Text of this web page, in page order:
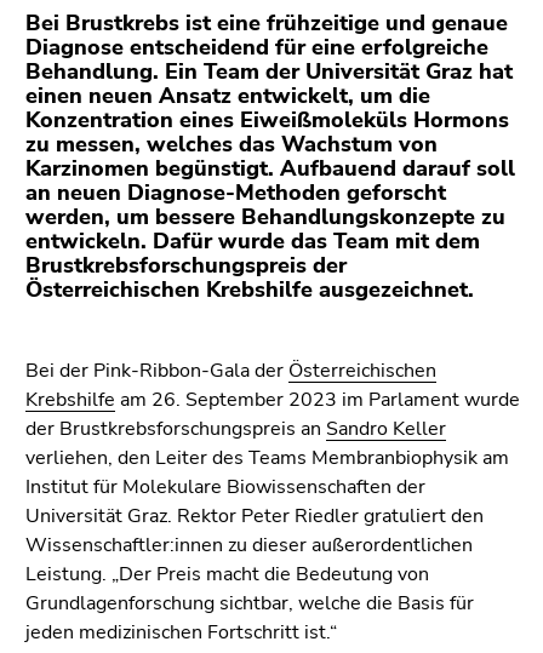
Sie diesen
Link.
Zum
Inhalt
(Zugriffstaste
1)
Zur
Positionsanzeige
(Zugriffstaste
Hauptnavigation
(Zugriffstaste
3)
Zu
den
Zusatzinformationen
(Zugriffstaste
5)
Zu
den
Bei Brustkrebs ist eine frühzeitige und genaue
Diagnose entscheidend für eine erfolgreiche
Behandlung. Ein Team der Universität Graz hat
einen neuen Ansatz entwickelt, um die
Konzentration eines Eiweißmoleküls Hormons
zu messen, welches das Wachstum von
Karzinomen begünstigt. Aufbauend darauf soll
an neuen Diagnose-Methoden geforscht
werden, um bessere Behandlungskonzepte zu
entwickeln. Dafür wurde das Team mit dem
Brustkrebsforschungspreis der
Österreichischen Krebshilfe ausgezeichnet.
Bei der Pink-Ribbon-Gala der Österreichischen
Krebshilfe am 26. September 2023 im Parlament wurde
der Brustkrebsforschungspreis an Sandro Keller
verliehen, den Leiter des Teams Membranbiophysik am
Institut für Molekulare Biowissenschaften der
Universität Graz. Rektor Peter Riedler gratuliert den
Wissenschaftler:innen zu dieser außerordentlichen
Leistung. „Der Preis macht die Bedeutung von
Grundlagenforschung sichtbar, welche die Basis für
jeden medizinischen Fortschritt ist.“